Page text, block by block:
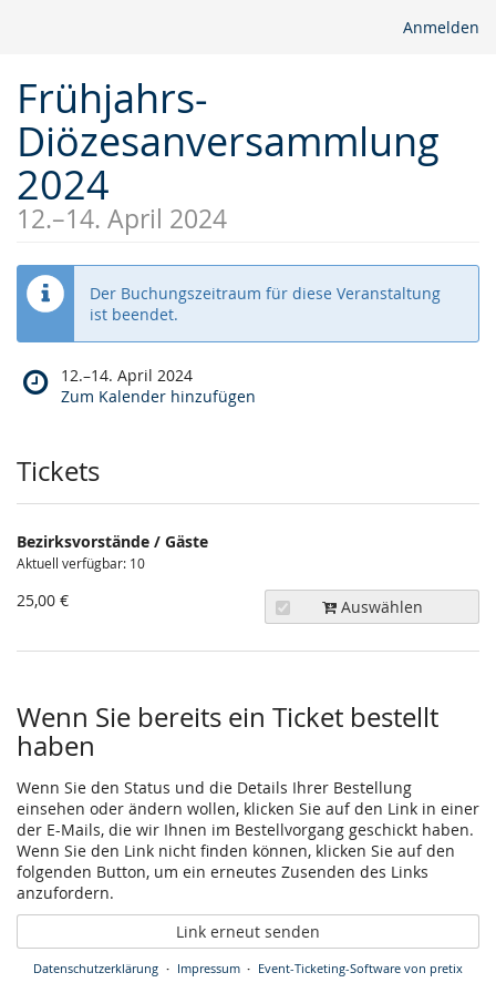
Anmelden
Frühjahrs-
Diözesanversammlung
2024
12.–14. April 2024
Der Buchungszeitraum für diese Veranstaltung
ist beendet.
Wann
findet
statt?
12.–14. April 2024
Zum Kalender hinzufügen
Tickets
Bezirksvorstände / Gäste
Aktuell verfügbar: 10
25,00 € Auswählen
Wenn Sie bereits ein Ticket bestellt
haben
Wenn Sie den Status und die Details Ihrer Bestellung
einsehen oder ändern wollen, klicken Sie auf den Link in einer
der E-Mails, die wir Ihnen im Bestellvorgang geschickt haben.
Wenn Sie den Link nicht finden können, klicken Sie auf den
folgenden Button, um ein erneutes Zusenden des Links
anzufordern.
Link erneut senden
Datenschutzerklärung Impressum Event-Ticketing-Software von pretix